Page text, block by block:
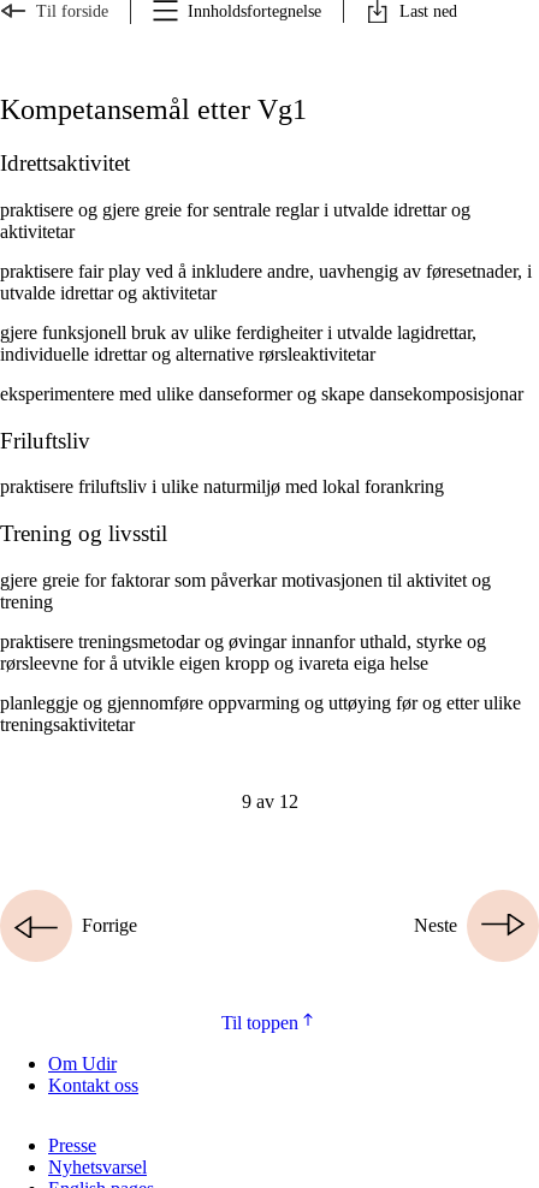
Til forside Innholdsfortegnelse Last ned
Kompetansemål etter Vg1
Idrettsaktivitet
praktisere og gjere greie for sentrale reglar i utvalde idrettar og
aktivitetar
praktisere fair play ved å inkludere andre, uavhengig av føresetnader, i
utvalde idrettar og aktivitetar
gjere funksjonell bruk av ulike ferdigheiter i utvalde lagidrettar,
individuelle idrettar og alternative rørsleaktivitetar
eksperimentere med ulike danseformer og skape dansekomposisjonar
Friluftsliv
praktisere friluftsliv i ulike naturmiljø med lokal forankring
Trening og livsstil
gjere greie for faktorar som påverkar motivasjonen til aktivitet og
trening
praktisere treningsmetodar og øvingar innanfor uthald, styrke og
rørsleevne for å utvikle eigen kropp og ivareta eiga helse
planleggje og gjennomføre oppvarming og uttøying før og etter ulike
treningsaktivitetar
9 av 12
Neste
Forrige
Til toppen
Om Udir
Kontakt oss
Presse
Nyhetsvarsel